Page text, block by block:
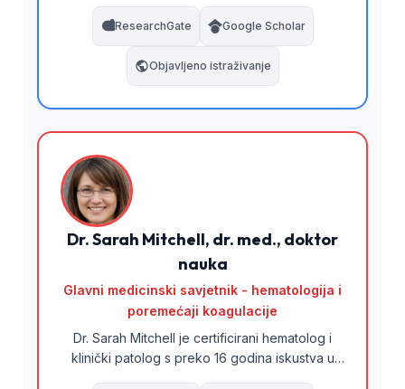
Sa doktoratom iz bioinformatike i preko 20
godina iskustva u analizi medicinskih podataka,
vodi tim za razvoj algoritama u Kantesti AI.
Njegovo istraživanje fokusira se na arhitekture
ResearchGate Google Scholar
Objavljeno istraživanje
Dr. Sarah Mitchell, dr. med., doktor
nauka
Glavni medicinski savjetnik - hematologija i
poremećaji koagulacije
Dr. Sarah Mitchell je certificirani hematolog i
klinički patolog s preko 16 godina iskustva u